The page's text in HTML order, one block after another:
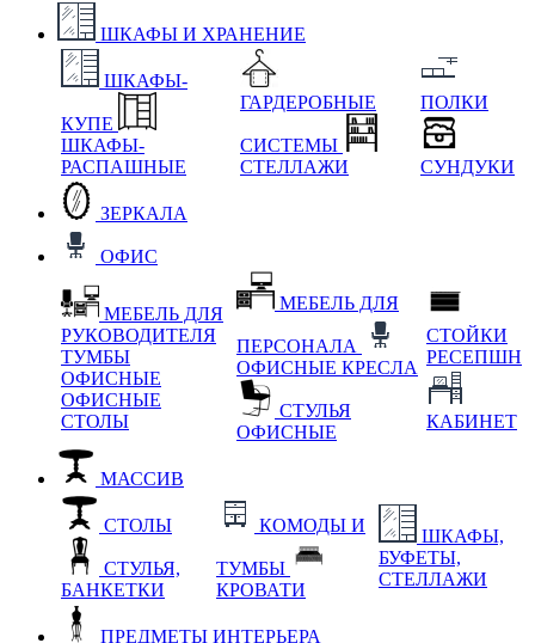
ШКАФЫ И ХРАНЕНИЕ
ШКАФЫ-
КУПЕ
ШКАФЫ-
РАСПАШНЫЕ
ГАРДЕРОБНЫЕ
СИСТЕМЫ
СТЕЛЛАЖИ
ПОЛКИ
СУНДУКИ
ЗЕРКАЛА
ОФИС
МЕБЕЛЬ ДЛЯ
РУКОВОДИТЕЛЯ
ТУМБЫ
ОФИСНЫЕ
ОФИСНЫЕ
СТОЛЫ
МЕБЕЛЬ ДЛЯ
ПЕРСОНАЛА
ОФИСНЫЕ КРЕСЛА
СТУЛЬЯ
ОФИСНЫЕ
СТОЙКИ
РЕСЕПШН
КАБИНЕТ
МАССИВ
СТОЛЫ
СТУЛЬЯ,
БАНКЕТКИ
КОМОДЫ И
ТУМБЫ
КРОВАТИ
ШКАФЫ,
БУФЕТЫ,
СТЕЛЛАЖИ
ПРЕДМЕТЫ ИНТЕРЬЕРА